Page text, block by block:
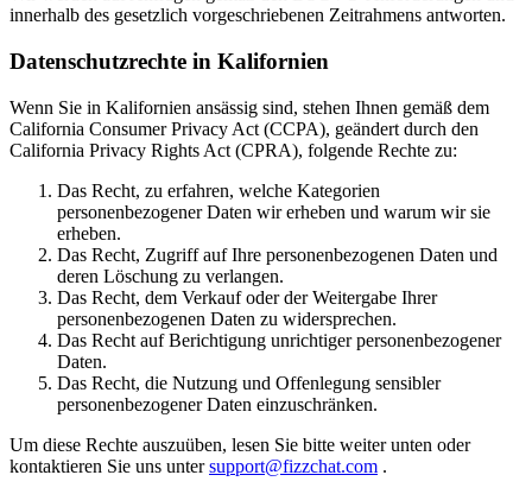
innerhalb des gesetzlich vorgeschriebenen Zeitrahmens antworten.
Datenschutzrechte in Kalifornien
Wenn Sie in Kalifornien ansässig sind, stehen Ihnen gemäß dem
California Consumer Privacy Act (CCPA), geändert durch den
California Privacy Rights Act (CPRA), folgende Rechte zu:
Das Recht, zu erfahren, welche Kategorien
personenbezogener Daten wir erheben und warum wir sie
erheben.
Das Recht, Zugriff auf Ihre personenbezogenen Daten und
deren Löschung zu verlangen.
Das Recht, dem Verkauf oder der Weitergabe Ihrer
personenbezogenen Daten zu widersprechen.
Das Recht auf Berichtigung unrichtiger personenbezogener
Daten.
Das Recht, die Nutzung und Offenlegung sensibler
personenbezogener Daten einzuschränken.
Um diese Rechte auszuüben, lesen Sie bitte weiter unten oder
kontaktieren Sie uns untersupport@fizzchat.com .